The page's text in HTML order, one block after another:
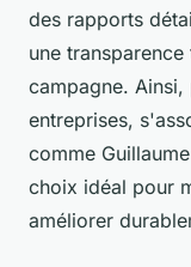
des rapports
une
campagne.
entreprises,
comme
choix idéal pour
améliorer